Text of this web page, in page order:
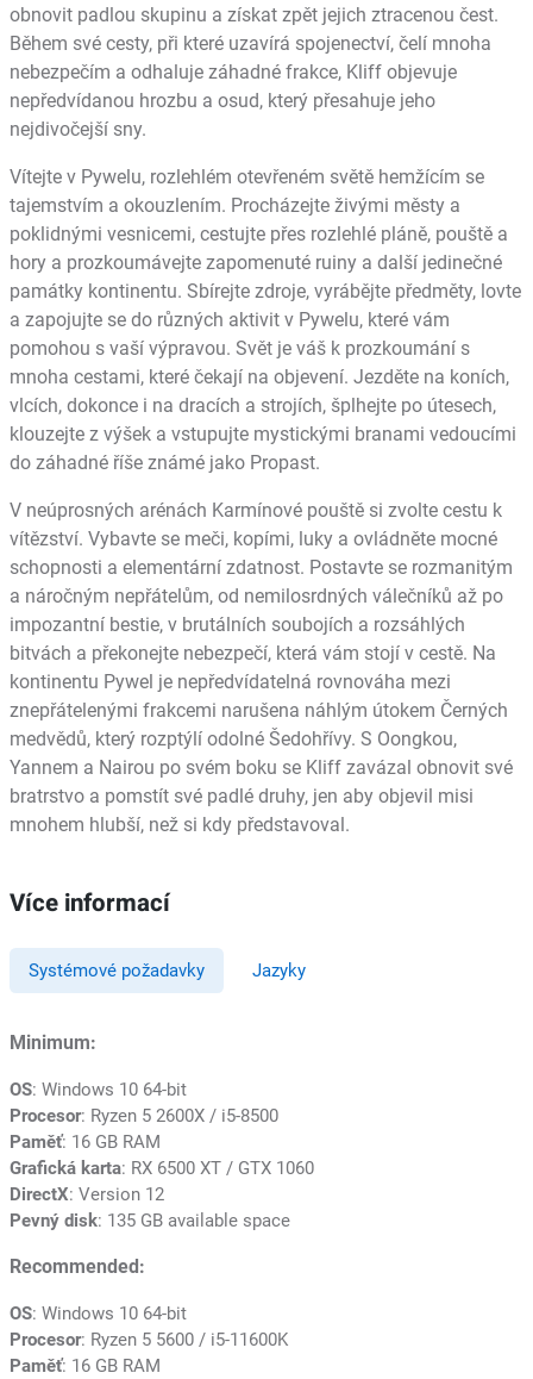
obnovit padlou skupinu a získat zpět jejich ztracenou čest.
Během své cesty, při které uzavírá spojenectví, čelí mnoha
nebezpečím a odhaluje záhadné frakce, Kliff objevuje
nepředvídanou hrozbu a osud, který přesahuje jeho
nejdivočejší sny.
Vítejte v Pywelu, rozlehlém otevřeném světě hemžícím se
tajemstvím a okouzlením. Procházejte živými městy a
poklidnými vesnicemi, cestujte přes rozlehlé pláně, pouště a
hory a prozkoumávejte zapomenuté ruiny a další jedinečné
památky kontinentu. Sbírejte zdroje, vyrábějte předměty, lovte
a zapojujte se do různých aktivit v Pywelu, které vám
pomohou s vaší výpravou. Svět je váš k prozkoumání s
mnoha cestami, které čekají na objevení. Jezděte na koních,
vlcích, dokonce i na dracích a strojích, šplhejte po útesech,
klouzejte z výšek a vstupujte mystickými branami vedoucími
do záhadné říše známé jako Propast.
V neúprosných arénách Karmínové pouště si zvolte cestu k
vítězství. Vybavte se meči, kopími, luky a ovládněte mocné
schopnosti a elementární zdatnost. Postavte se rozmanitým
a náročným nepřátelům, od nemilosrdných válečníků až po
impozantní bestie, v brutálních soubojích a rozsáhlých
bitvách a překonejte nebezpečí, která vám stojí v cestě. Na
kontinentu Pywel je nepředvídatelná rovnováha mezi
znepřátelenými frakcemi narušena náhlým útokem Černých
medvědů, který rozptýlí odolné Šedohřívy. S Oongkou,
Yannem a Nairou po svém boku se Kliff zavázal obnovit své
bratrstvo a pomstít své padlé druhy, jen aby objevil misi
mnohem hlubší, než si kdy představoval.
Více informací
Systémové požadavky Jazyky
Minimum:
OS: Windows 10 64-bit
Procesor: Ryzen 5 2600X / i5-8500
Paměť: 16 GB RAM
Grafická karta: RX 6500 XT / GTX 1060
DirectX: Version 12
Pevný disk: 135 GB available space
Recommended:
OS: Windows 10 64-bit
Procesor: Ryzen 5 5600 / i5-11600K
Paměť: 16 GB RAM